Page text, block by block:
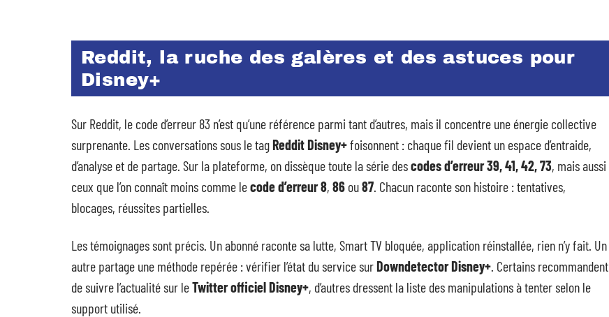
Reddit, la ruche des galères et des astuces pour
Disney+
Sur Reddit, le code d’erreur 83 n’est qu’une référence parmi tant d’autres, mais il concentre une énergie collective
surprenante. Les conversations sous le tagReddit Disney+foisonnent : chaque fil devient un espace d’entraide,
d’analyse et de partage. Sur la plateforme, on dissèque toute la série descodes d’erreur 39, 41, 42, 73, mais aussi
ceux que l’on connaît moins comme lecode d’erreur 8, 86 ou87. Chacun raconte son histoire : tentatives,
blocages, réussites partielles.
Les témoignages sont précis. Un abonné raconte sa lutte, Smart TV bloquée, application réinstallée, rien n’y fait. Un
autre partage une méthode repérée : vérifier l’état du service surDowndetector Disney+. Certains recommandent
de suivre l’actualité sur leTwitter officiel Disney+, d’autres dressent la liste des manipulations à tenter selon le
support utilisé.